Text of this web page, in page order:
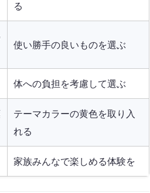
る
使い勝手の良いものを選ぶ
体への負担を考慮して選ぶ
テーマカラーの黄色を取り入
れる
家族みんなで楽しめる体験を